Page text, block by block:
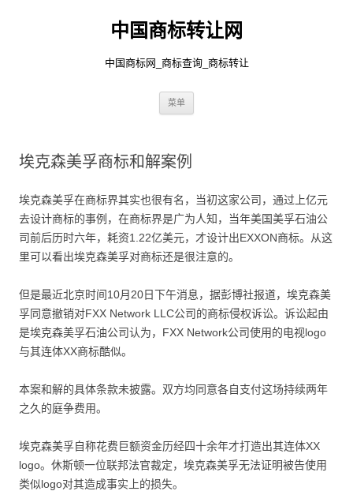
中国商标转让网
中国商标网_商标查询_商标转让
菜单
埃克森美孚商标和解案例
埃克森美孚在商标界其实也很有名，当初这家公司，通过上亿元
去设计商标的事例，在商标界是广为人知，当年美国美孚石油公
司前后历时六年，耗资1.22亿美元，才设计出EXXON商标。从这
里可以看出埃克森美孚对商标还是很注意的。
但是最近北京时间10月20日下午消息，据彭博社报道，埃克森美
孚同意撤销对FXX Network LLC公司的商标侵权诉讼。诉讼起由
是埃克森美孚石油公司认为，FXX Network公司使用的电视logo
与其连体XX商标酷似。
本案和解的具体条款未披露。双方均同意各自支付这场持续两年
之久的庭争费用。
埃克森美孚自称花费巨额资金历经四十余年才打造出其连体XX
logo。休斯顿一位联邦法官裁定，埃克森美孚无法证明被告使用
类似logo对其造成事实上的损失。